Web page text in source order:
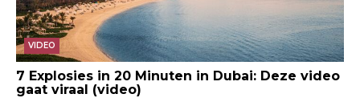
VIDEO
7 Explosies in 20 Minuten in Dubai: Deze video
gaat viraal (video)